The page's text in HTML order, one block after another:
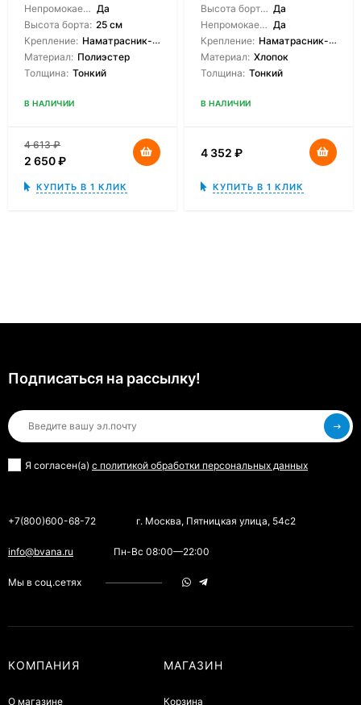
Непромокаемый: Да
Высота борта: 25 см
Крепление: Наматрасник-чехол
Материал: Полиэстер
Толщина: Тонкий
В НАЛИЧИИ
4 613₽
2 650₽
КУПИТЬ В 1 КЛИК
Высота борта на выбор: Да
Непромокаемый: Да
Крепление: Наматрасник-чехол, На молнии
Материал: Хлопок
Толщина: Тонкий
В НАЛИЧИИ
4 352 ₽
КУПИТЬ В 1 КЛИК
Подписаться на рассылкy!
Я согласен(a) с политикой обработки персональных данных
+7(800)600-68-72 г. Москва, Пятницкая улица, 54с2
info@bvana.ru Пн-Вс 08:00—22:00
Мы в соц.сетях
КОМПАНИЯ
О магазине
МАГАЗИН
Корзина